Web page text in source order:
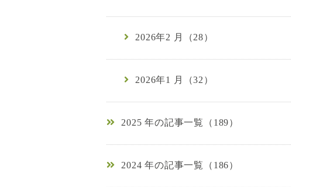
2026年2 月（28）
2026年1 月（32）
2025 年の記事一覧（189）
2024 年の記事一覧（186）